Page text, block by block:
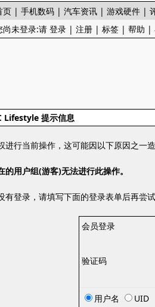
页 | 手机数码 | 汽车资讯 | 游戏硬件 |
尚未登录:请 登录 | 注册 | 标签 | 帮助 |
Lifestyle 提示信息
进行当前操作，这可能因以下原因之一
的用户组(游客)无法进行此操作。
有登录，请填写下面的登录表单后再尝
会员登录
验证码
用户名
UID